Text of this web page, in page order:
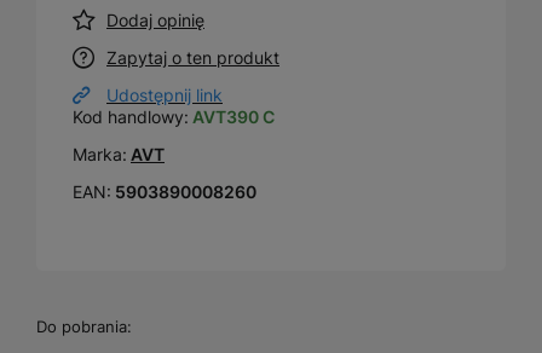
Dodaj opinię
Zapytaj o ten produkt
Udostępnij link
Kod handlowy: AVT390 C
Marka: AVT
EAN: 5903890008260
Do pobrania: